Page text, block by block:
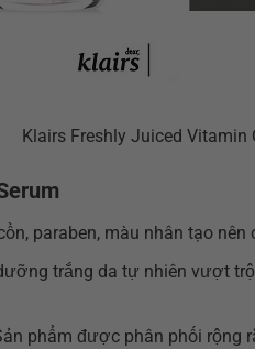
Klairs Freshly Juiced Vitamin
paraben, màu nhân tạo
trắng da tự nhiên vượt
phẩm được phân phối